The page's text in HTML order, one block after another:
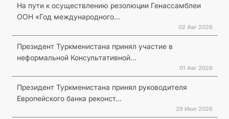
На пути к осуществлению резолюции Генассамблеи
ООН «Год международного...
02 Авг 2026
Президент Туркменистана принял участие в
неформальной Консультативной...
01 Авг 2026
Президент Туркменистана принял руководителя
Европейского банка реконст...
29 Июл 2026